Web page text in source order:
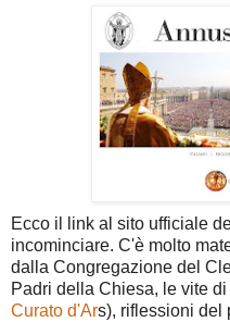
Ecco il link al sito ufficiale
incominciare. C'è molto
dalla Congregazione del
Padri della Chiesa, le vite
Curato d'Ars), riflessioni del